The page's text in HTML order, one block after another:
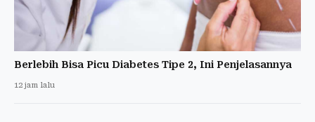
Berlebih Bisa Picu Diabetes Tipe 2, Ini Penjelasannya
12 jam lalu